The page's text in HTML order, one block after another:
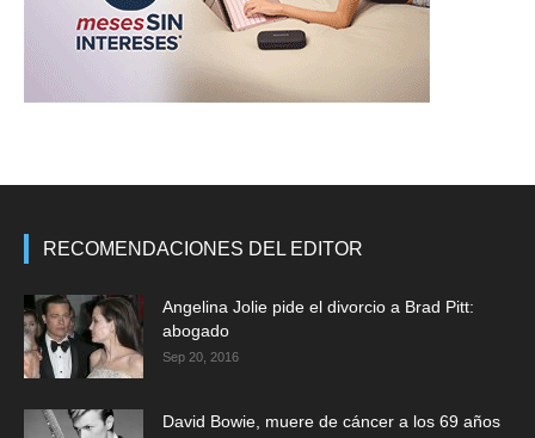
RECOMENDACIONES DEL EDITOR
Angelina Jolie pide el divorcio a Brad Pitt:
abogado
Sep 20, 2016
David Bowie, muere de cáncer a los 69 años